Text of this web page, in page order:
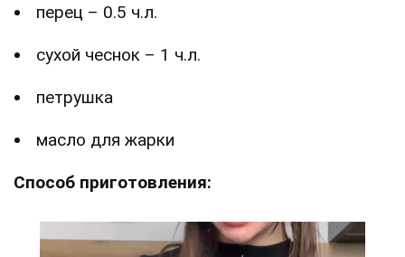
перец – 0.5 ч.л.
сухой чеснок – 1 ч.л.
петрушка
масло для жарки
Способ приготовления: